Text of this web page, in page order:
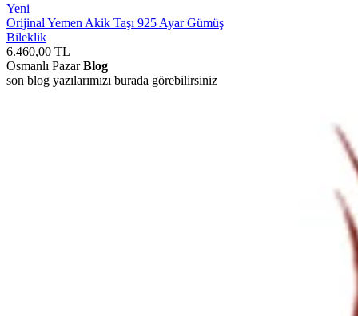
Yeni
Orijinal Yemen Akik Taşı 925 Ayar Gümüş
Bileklik
6.460,00 TL
Osmanlı PazarBlog
son blog yazılarımızı burada görebilirsiniz